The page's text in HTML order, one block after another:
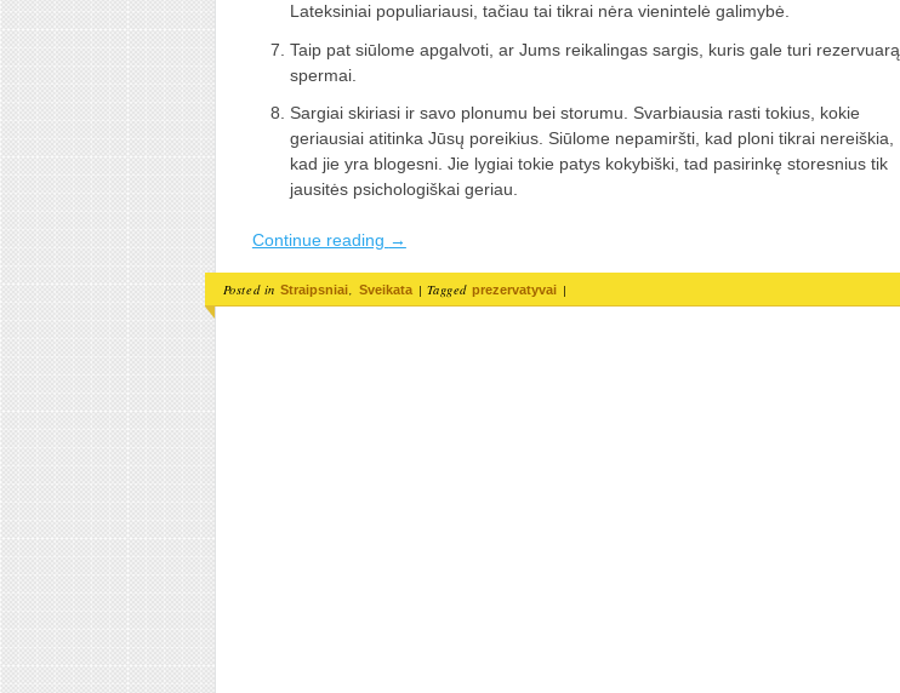
Lateksiniai populiariausi, tačiau tai tikrai nėra vienintelė galimybė.
Taip pat siūlome apgalvoti, ar Jums reikalingas sargis, kuris gale turi rezervuarą
spermai.
Sargiai skiriasi ir savo plonumu bei storumu. Svarbiausia rasti tokius, kokie
geriausiai atitinka Jūsų poreikius. Siūlome nepamiršti, kad ploni tikrai nereiškia,
kad jie yra blogesni. Jie lygiai tokie patys kokybiški, tad pasirinkę storesnius tik
jausitės psichologiškai geriau.
Continue reading →
Posted in Straipsniai, Sveikata | Tagged prezervatyvai |